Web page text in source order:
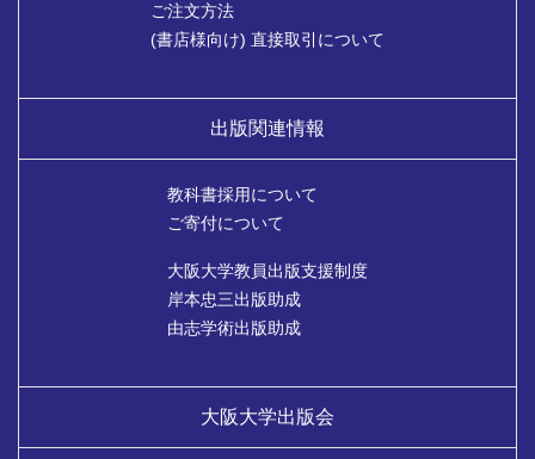
ご注文方法
(書店様向け) 直接取引について
出版関連情報
教科書採用について
ご寄付について
大阪大学教員出版支援制度
岸本忠三出版助成
由志学術出版助成
大阪大学出版会